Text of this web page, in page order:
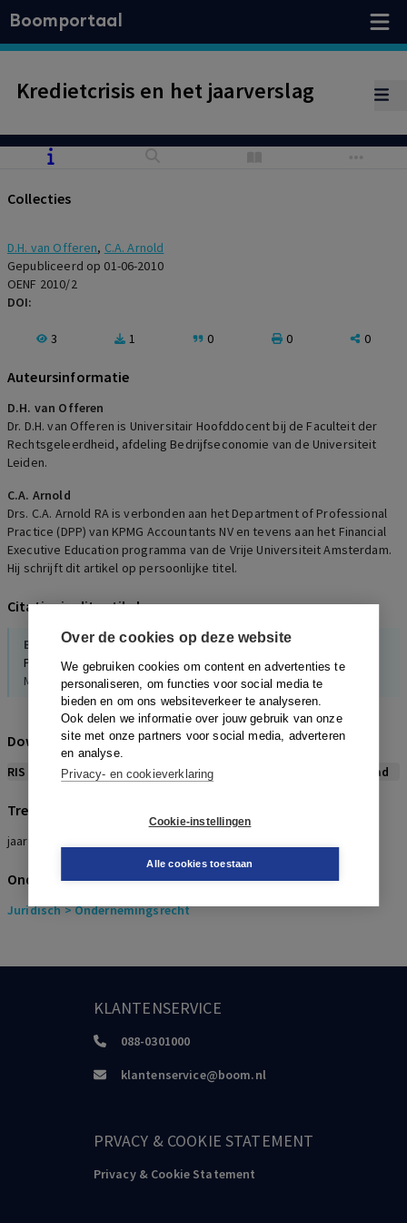
Over de cookies op deze website
We gebruiken cookies om content en advertenties te
personaliseren, om functies voor social media te
bieden en om ons websiteverkeer te analyseren.
Ook delen we informatie over jouw gebruik van onze
site met onze partners voor social media, adverteren
en analyse.
Privacy- en cookieverklaring
Cookie-instellingen
Alle cookies toestaan
Boomportaal
Kredietcrisis en het jaarverslag
Collecties
D.H. van Offeren, C.A. Arnold
Gepubliceerd op 01-06-2010
OENF 2010/2
DOI:
3 1 0 0 0
Auteursinformatie
D.H. van Offeren
Dr. D.H. van Offeren is Universitair Hoofddocent bij de Faculteit der
Rechtsgeleerdheid, afdeling Bedrijfseconomie van de Universiteit
Leiden.
C.A. Arnold
Drs. C.A. Arnold RA is verbonden aan het Department of Professional
Practice (DPP) van KPMG Accountants NV en tevens aan het Financial
Executive Education programma van de Vrije Universiteit Amsterdam.
Hij schrijft dit artikel op persoonlijke titel.
Citaties in dit artikel
Bruijn, de,Oosting,Offeren, van
Personeelsaangelegenheden in het bestuursverslag
Maandblad voor Accountancy en Bedrijfseconomie, 2007
Download citeerwijze bij dit artikel
RIS BibTex APA Leidraad
Trefwoorden
jaarverslag , kredietcrisis, externe verslaggeving
Onderwerpen
Juridisch> Ondernemingsrecht
KLANTENSERVICE
088-0301000
klantenservice@boom.nl
PRVACY & COOKIE STATEMENT
Privacy & Cookie Statement